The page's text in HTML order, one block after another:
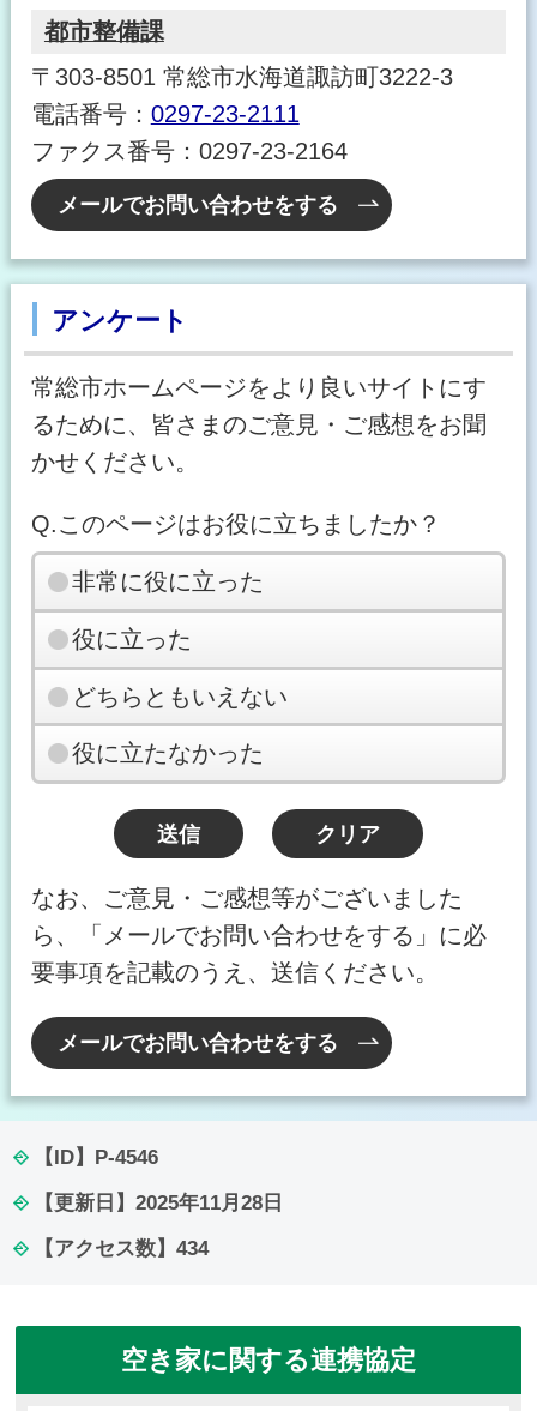
都市整備課
〒303-8501 常総市水海道諏訪町3222-3
電話番号： 0297-23-2111
ファクス番号：0297-23-2164
メールでお問い合わせをする
アンケート
常総市ホームページをより良いサイトにす
るために、皆さまのご意見・ご感想をお聞
かせください。
Q.このページはお役に立ちましたか？
非常に役に立った
役に立った
どちらともいえない
役に立たなかった
なお、ご意見・ご感想等がございました
ら、「メールでお問い合わせをする」に必
要事項を記載のうえ、送信ください。
メールでお問い合わせをする
【ID】 P-4546
【更新日】 2025年11月28日
【アクセス数】 434
空き家に関する連携協定